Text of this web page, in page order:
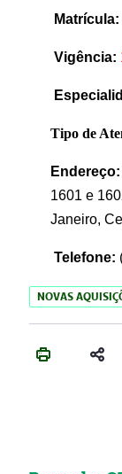
Matrícula:
Vigência:
Tipo de
Endereço:
1601 e
Janeiro,
Telefone:
NOVAS